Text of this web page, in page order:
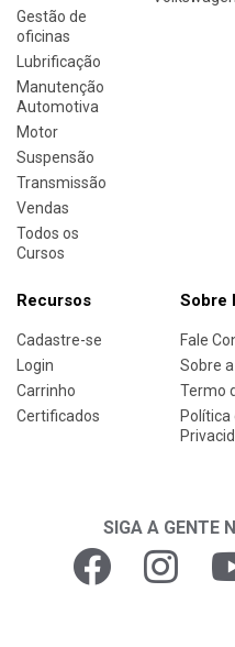
Gestão de
oficinas
Lubrificação
Manutenção
Automotiva
Motor
Suspensão
Transmissão
Vendas
Todos os
Cursos
Recursos
Cadastre-se
Login
Carrinho
Certificados
Sobre
Fale
Sobre
Termo
Política
SIGA A GENTE